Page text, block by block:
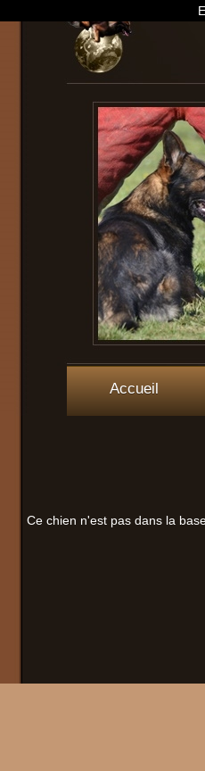
Accueil
Ce chien n'est pas dans la